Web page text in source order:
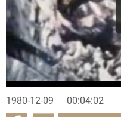
1980-12-09 00:04:02